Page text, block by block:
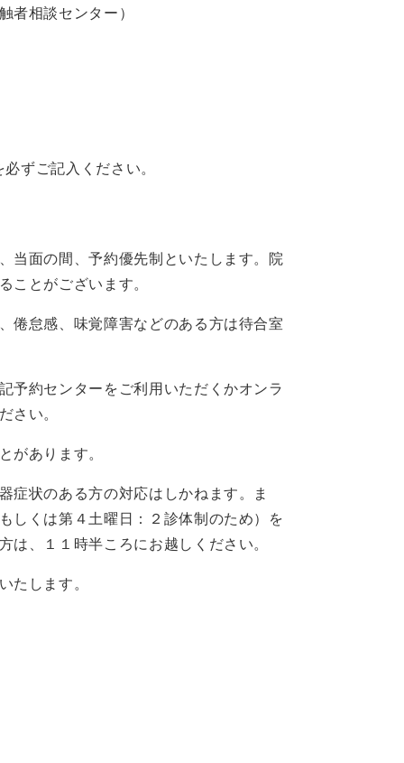
者相談センター）
ずご記入ください。
当面の間、予約優先制といたします。院
ことがございます。
倦怠感、味覚障害などのある方は待合室
予約センターをご利用いただくかオンラ
さい。
があります。
症状のある方の対応はしかねます。ま
しくは第４土曜日：２診体制のため）を
は、１１時半ころにお越しください。
たします。